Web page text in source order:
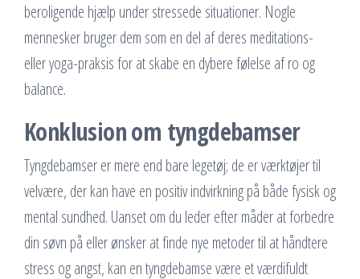
beroligende hjælp under stressede situationer. Nogle
mennesker bruger dem som en del af deres meditations-
eller yoga-praksis for at skabe en dybere følelse af ro og
balance.
Konklusion om tyngdebamser
Tyngdebamser er mere end bare legetøj; de er værktøjer til
velvære, der kan have en positiv indvirkning på både fysisk og
mental sundhed. Uanset om du leder efter måder at forbedre
din søvn på eller ønsker at finde nye metoder til at håndtere
stress og angst, kan en tyngdebamse være et værdifuldt